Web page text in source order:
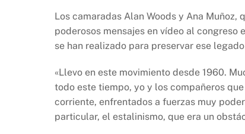
Los camaradas Alan Woods y Ana
poderosos mensajes en vídeo al congreso
se han realizado para preservar ese
«Llevo en este movimiento desde 1960.
todo este tiempo, yo y los compañeros
corriente, enfrentados a fuerzas muy
particular, el estalinismo, que era un